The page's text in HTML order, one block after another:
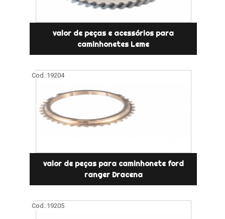
valor de peças e acessórios para
caminhonetes Leme
Cod.:19204
valor de peças para caminhonete ford
ranger Dracena
Cod.:19205